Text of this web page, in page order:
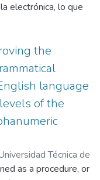
electrónica, lo que
se pueden
beepers,
público, etc.) la
y enfoque como
continuo,
empresarial,
the
language
of the
Técnica de
05 )Luzuriaga Dillon,
as a procedure, or